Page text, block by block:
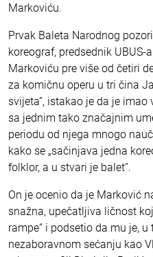
Markoviću.
Prvak Baleta Narodnog
koreograf, predsednik
Markoviću pre više od četiri
za komičnu operu u tri čina
svijeta“, istakao je da je
sa jednim tako značajnim
periodu od njega mnogo
kako se „sačinjava jedna
folklor, a u stvari je balet“.
On je ocenio da je Marković
snažna, upečatljiva ličnost
rampe“ i podsetio da mu je,
nezaboravnom sećanju kao